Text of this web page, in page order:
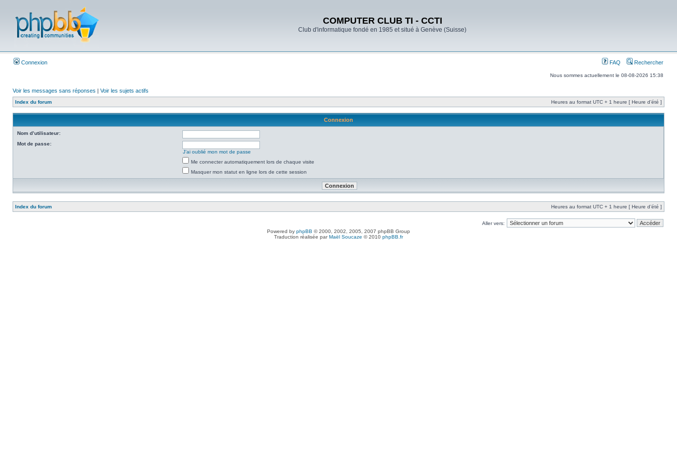
COMPUTER CLUB TI - CCTI
Club d'informatique fondé en 1985 et situé à Genève (Suisse)
Connexion FAQ Rechercher
Nous sommes actuellement le 08-08-2026 15:38
Voir les messages sans réponses | Voir les sujets actifs
Index du forum Heures au format UTC + 1 heure [ Heure d’été ]
Connexion
Nom d’utilisateur:
Mot de passe:
J’ai oublié mon mot de passe
Me connecter automatiquement lors de chaque visite
Masquer mon statut en ligne lors de cette session
Index du forum Heures au format UTC + 1 heure [ Heure d’été ]
Aller vers:
Powered by phpBB © 2000, 2002, 2005, 2007 phpBB Group
Traduction réalisée parMaël Soucaze © 2010 phpBB.fr